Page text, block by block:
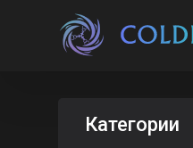
Категории